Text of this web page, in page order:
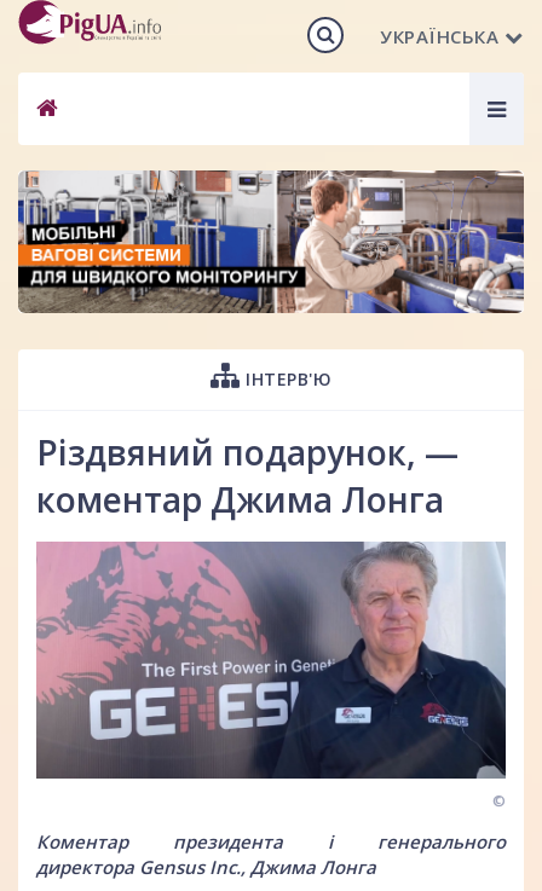
УКРАЇНСЬКА
ІНТЕРВ'Ю
Різдвяний подарунок, —
коментар Джима Лонга
©
Коментар президента і генерального
директора Gensus Inc., Джима Лонга